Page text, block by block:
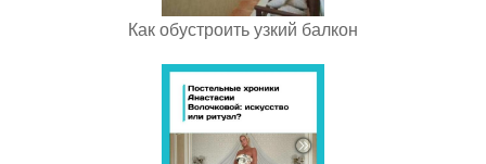
Как обустроить узкий балкон